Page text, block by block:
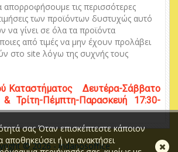
τις περισσότερες
των προϊόντων δυστυχώς αυτό
να γίνει σε όλα τα προϊόντα
από τιμές να μην έχουν προλάβει
στο site λόγω της συχνής τους
Καταστήματος Δευτέρα-Σάββατο
Τρίτη-Πέμπτη-Παρασκευή 17:30-
© 2026 - iridanosoffice
σας Όταν επισκέπτεστε κάποιον
αποθηκεύσει ή να ανακτήσει